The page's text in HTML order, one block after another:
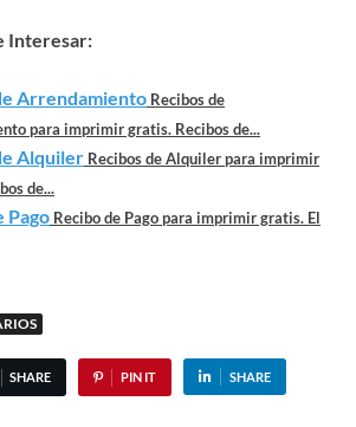
Interesar:
Arrendamiento Recibos de
para imprimir gratis. Recibos de...
Alquiler Recibos de Alquiler para imprimir
de...
Pago Recibo de Pago para imprimir gratis. El
SHARE PIN IT SHARE